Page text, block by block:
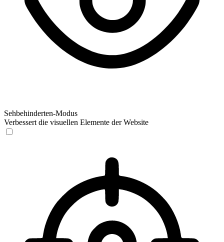
Sehbehinderten-Modus
Verbessert die visuellen Elemente der Website